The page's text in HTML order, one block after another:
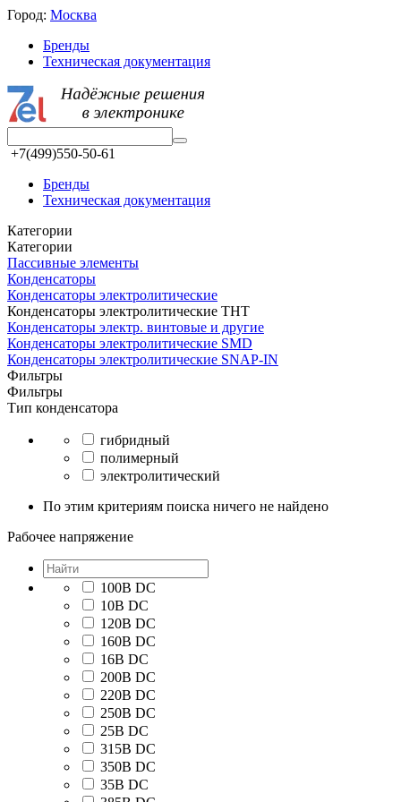
Город: Москва
Бренды
Техническая документация
+7(499)550-50-61
Бренды
Техническая документация
Категории
Категории
Пассивные элементы
Конденсаторы
Конденсаторы электролитические
Конденсаторы электролитические THT
Конденсаторы электр. винтовые и другие
Конденсаторы электролитические SMD
Конденсаторы электролитические SNAP-IN
Фильтры
Фильтры
Тип конденсатора
гибридный
полимерный
электролитический
По этим критериям поиска ничего не найдено
Рабочее напряжение
100В DC
10В DC
120В DC
160В DC
16В DC
200В DC
220В DC
250В DC
25В DC
315В DC
350В DC
35В DC